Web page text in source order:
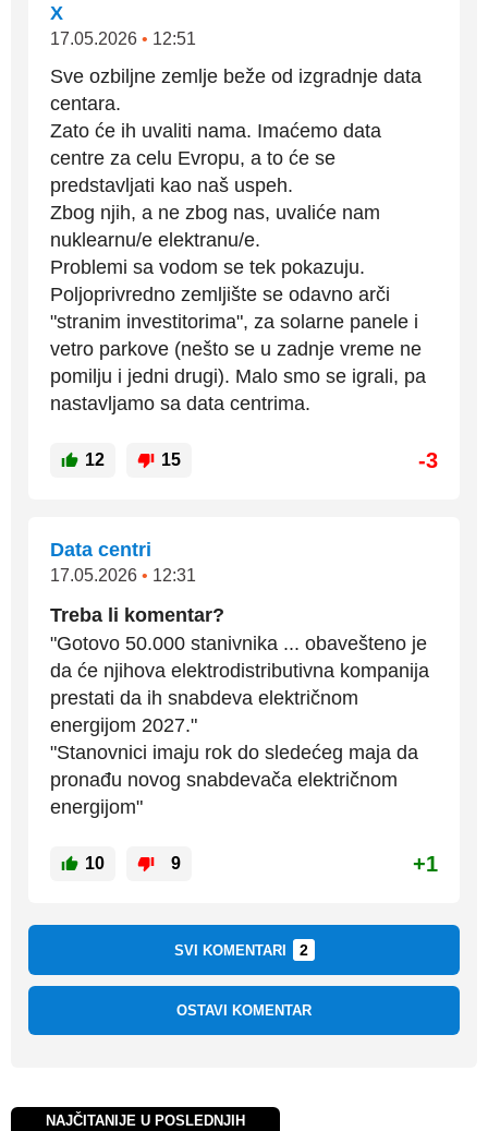
X
17.05.2026 • 12:51
Sve ozbiljne zemlje beže od izgradnje data
centara.
Zato će ih uvaliti nama. Imaćemo data
centre za celu Evropu, a to će se
predstavljati kao naš uspeh.
Zbog njih, a ne zbog nas, uvaliće nam
nuklearnu/e elektranu/e.
Problemi sa vodom se tek pokazuju.
Poljoprivredno zemljište se odavno arči
"stranim investitorima", za solarne panele i
vetro parkove (nešto se u zadnje vreme ne
pomilju i jedni drugi). Malo smo se igrali, pa
nastavljamo sa data centrima.
12 15 -3
Data centri
17.05.2026 • 12:31
Treba li komentar?
"Gotovo 50.000 stanivnika ... obavešteno je
da će njihova elektrodistributivna kompanija
prestati da ih snabdeva električnom
energijom 2027."
"Stanovnici imaju rok do sledećeg maja da
pronađu novog snabdevača električnom
energijom"
10 9 +1
SVI KOMENTARI 2
OSTAVI KOMENTAR
NAJČITANIJE U POSLEDNJIH